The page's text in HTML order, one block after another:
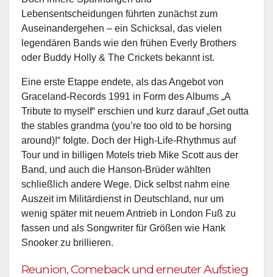
Lebensentscheidungen führten zunächst zum
Auseinandergehen – ein Schicksal, das vielen
legendären Bands wie den frühen Everly Brothers
oder Buddy Holly & The Crickets bekannt ist.
Eine erste Etappe endete, als das Angebot von
Graceland-Records 1991 in Form des Albums „A
Tribute to myself“ erschien und kurz darauf „Get outta
the stables grandma (you’re too old to be horsing
around)!“ folgte. Doch der High-Life-Rhythmus auf
Tour und in billigen Motels trieb Mike Scott aus der
Band, und auch die Hanson-Brüder wählten
schließlich andere Wege. Dick selbst nahm eine
Auszeit im Militärdienst in Deutschland, nur um
wenig später mit neuem Antrieb in London Fuß zu
fassen und als Songwriter für Größen wie Hank
Snooker zu brillieren.
Reunion, Comeback und erneuter Aufstieg